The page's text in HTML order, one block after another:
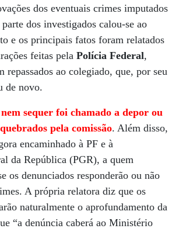
dos eventuais crimes imputados
dos investigados calou-se ao
e os principais fatos foram relatados
feitas pela Polícia Federal,
repassados ao colegiado, que, por seu
de novo.
sequer foi chamado a depor ou
pela comissão. Além disso,
encaminhado à PF e à
da República (PGR), a quem
os denunciados responderão ou não
A própria relatora diz que os
naturalmente o aprofundamento da
“a denúncia caberá ao Ministério